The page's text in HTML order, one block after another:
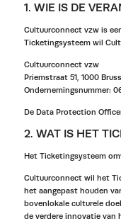
1. WIE IS DE
Cultuurconnect vzw is
Ticketingsysteem wil
Cultuurconnect vzw
Priemstraat 51, 1000
Ondernemingsnummer:
De Data Protection
2. WAT IS HET
Het Ticketingsysteem
Cultuurconnect wil het
het aangepast houden
bovenlokale culturele
de verdere innovatie van